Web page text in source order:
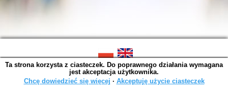
SOWA OPAC v. 6.11.10 (2026-07-24)
Wygenerowano w 0,0015 s.
Ta strona korzysta z ciasteczek. Do poprawnego działania wymagana
jest akceptacja użytkownika.
Chcę dowiedzieć się więcej ∙ Akceptuję użycie ciasteczek